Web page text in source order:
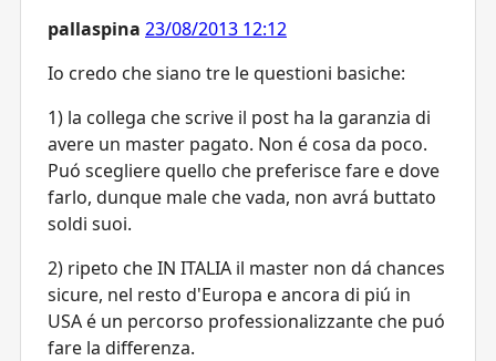
pallaspina 23/08/2013 12:12
Io credo che siano tre le questioni basiche:
1) la collega che scrive il post ha la garanzia di
avere un master pagato. Non é cosa da poco.
Puó scegliere quello che preferisce fare e dove
farlo, dunque male che vada, non avrá buttato
soldi suoi.
2) ripeto che IN ITALIA il master non dá chances
sicure, nel resto d'Europa e ancora di piú in
USA é un percorso professionalizzante che puó
fare la differenza.